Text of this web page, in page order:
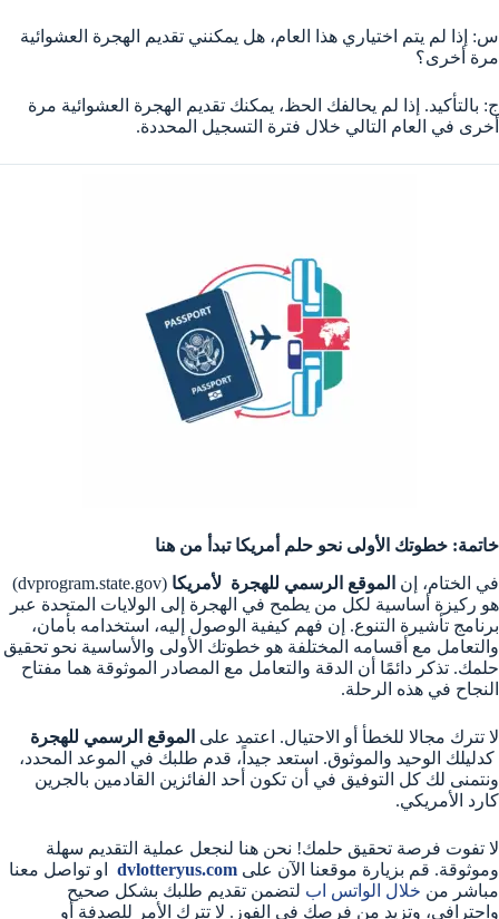
س: إذا لم يتم اختياري هذا العام، هل يمكنني تقديم الهجرة العشوائية
مرة أخرى؟
ج: بالتأكيد. إذا لم يحالفك الحظ، يمكنك تقديم الهجرة العشوائية مرة
أخرى في العام التالي خلال فترة التسجيل المحددة.
خاتمة: خطوتك الأولى نحو حلم أمريكا تبدأ من هنا
في الختام، إن الموقع الرسمي للهجرة لأمريكا
(dvprogram.state.gov)
هو ركيزة أساسية لكل من يطمح في الهجرة إلى الولايات المتحدة عبر
برنامج تأشيرة التنوع. إن فهم كيفية الوصول إليه، استخدامه بأمان،
والتعامل مع أقسامه المختلفة هو خطوتك الأولى والأساسية نحو تحقيق
حلمك. تذكر دائمًا أن الدقة والتعامل مع المصادر الموثوقة هما مفتاح
النجاح في هذه الرحلة.
لا تترك مجالا للخطأ أو الاحتيال. اعتمد على الموقع الرسمي للهجرة
كدليلك الوحيد والموثوق. استعد جيداً، قدم طلبك في الموعد المحدد،
ونتمنى لك كل التوفيق في أن تكون أحد الفائزين القادمين بالجرين
كارد الأمريكي.
لا تفوت فرصة تحقيق حلمك! نحن هنا لنجعل عملية التقديم سهلة
وموثوقة. قم بزيارة موقعنا الآن على dvlotteryus.com او تواصل معنا
مباشر من خلال الواتس اب لتضمن تقديم طلبك بشكل صحيح
واحترافي، وتزيد من فرصك في الفوز. لا تترك الأمر للصدفة أو